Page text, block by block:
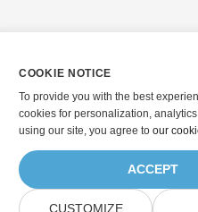
COOKIE NOTICE
To provide you with the best
cookies for personalization,
using our site, you agree to our
ACCEPT
CUSTOMIZE